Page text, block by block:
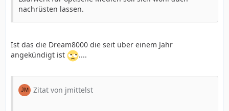
nachrüsten lassen.
Ist das die Dream8000 die seit über einem Jahr
angekündigt ist
....
Zitat von jmittelst